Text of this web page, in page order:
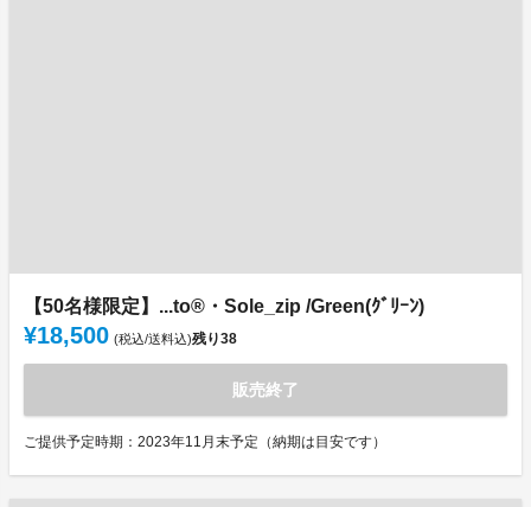
【50名様限定】...to®・Sole_zip /Green(ｸﾞﾘｰﾝ)
¥18,500 (税込/送料込)残り38
販売終了
ご提供予定時期：2023年11月末予定（納期は目安です）